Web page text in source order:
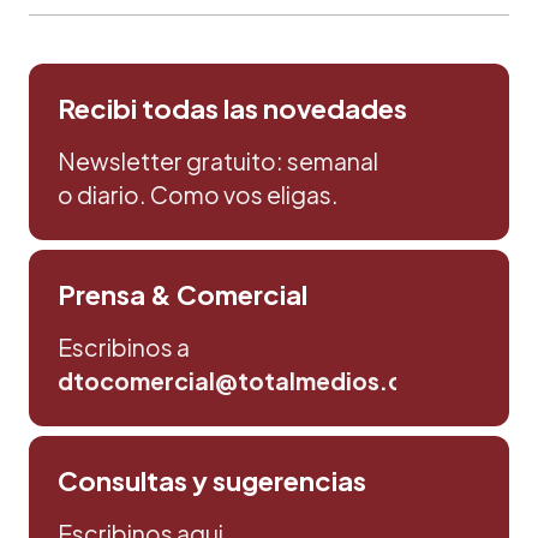
Recibi todas las novedades
Newsletter gratuito: semanal
o diario. Como vos eligas.
Prensa & Comercial
Escribinos a
dtocomercial@totalmedios.com
Consultas y sugerencias